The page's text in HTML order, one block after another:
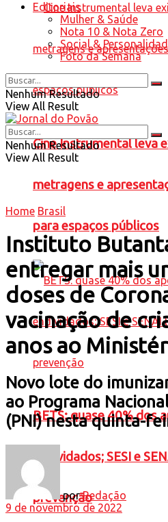
Cine Instrumental leva
metragens e
para espaços públicos
BETS: quase 40% dos
endividados; SESI e
prevenção
Editoriais
Mulher & Saúde
Nota 10 & Nota Zero
Social &
Foto da Semana
Nenhum Resultado
View All Result
Nenhum Resultado
View All Result
Home Brasil
Instituto
entregar mais
doses de
vacinação de
anos ao
Novo lote do
ao Programa
(PNI) nesta quinta-
por Redação
9 de novembro de 2022